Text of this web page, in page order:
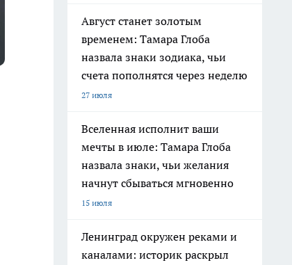
Август станет золотым
временем: Тамара Глоба
назвала знаки зодиака, чьи
счета пополнятся через неделю
27 июля
Вселенная исполнит ваши
мечты в июле: Тамара Глоба
назвала знаки, чьи желания
начнут сбываться мгновенно
15 июля
Ленинград окружен реками и
каналами: историк раскрыл